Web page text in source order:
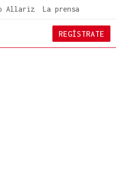
Allariz La prensa
REGÍSTRATE